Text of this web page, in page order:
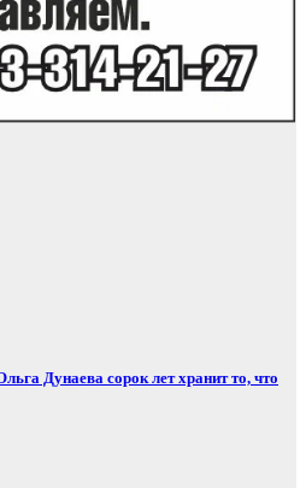
Дунаева сорок лет хранит то, что